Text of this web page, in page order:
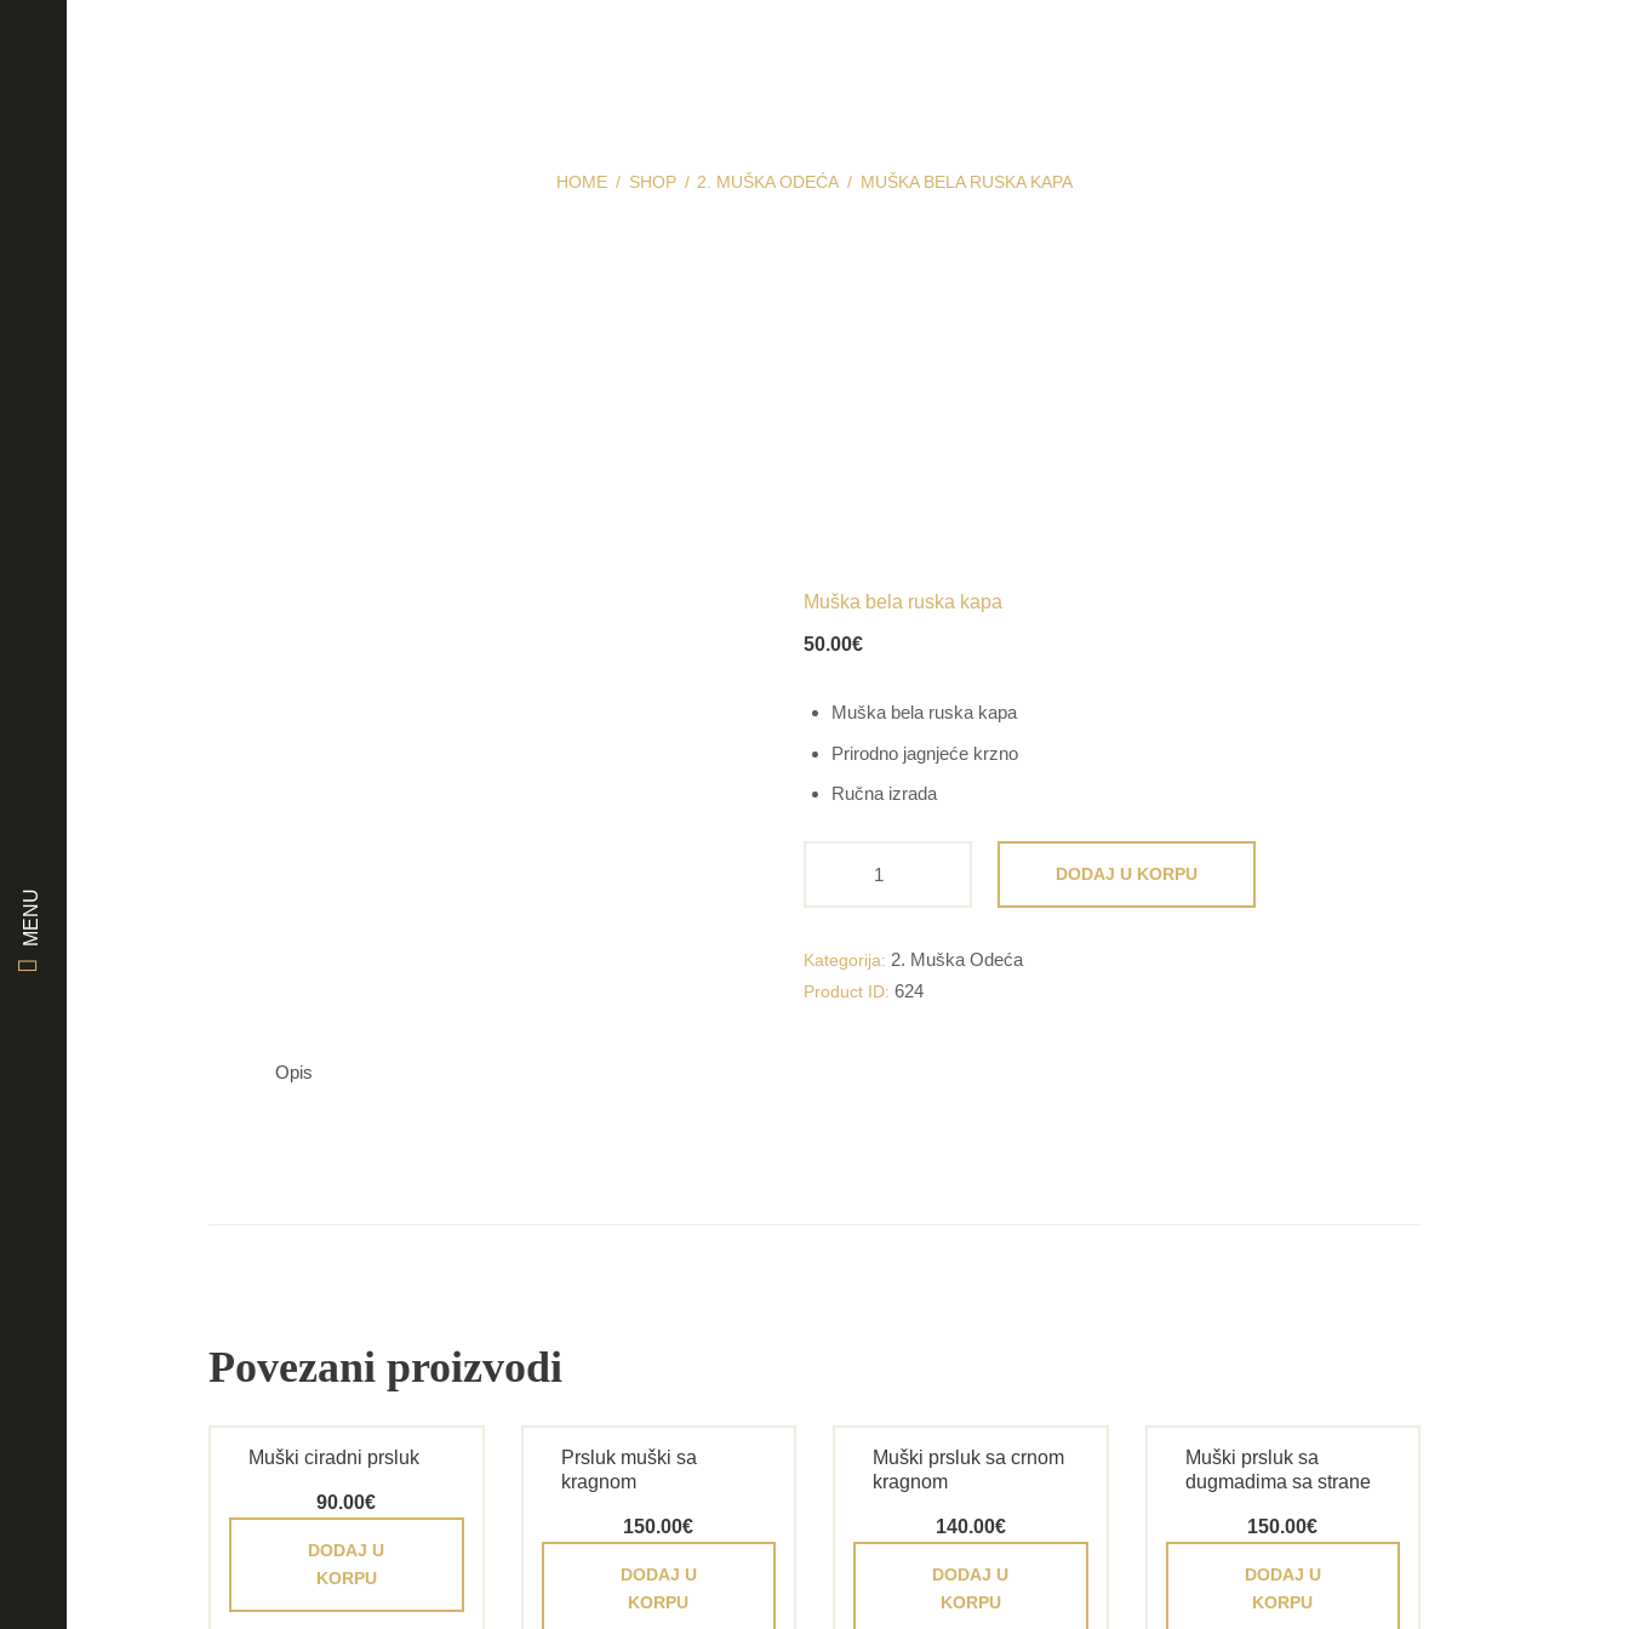
MENU
HOME SHOP 2. MUŠKA ODEĆA MUŠKA BELA RUSKA KAPA
Muška bela ruska kapa
50.00€
Muška bela ruska kapa
Prirodno jagnjeće krzno
Ručna izrada
kapa
količina
DODAJ U KORPU
Kategorija: 2. Muška Odeća
Product ID: 624
Opis
Povezani proizvodi
Muški ciradni prsluk
90.00€
DODAJ U
KORPU
Prsluk muški sa
kragnom
150.00€
DODAJ U
KORPU
Muški prsluk sa crnom
kragnom
140.00€
DODAJ U
KORPU
Muški prsluk sa
dugmadima sa strane
150.00€
DODAJ U
KORPU